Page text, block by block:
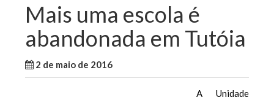
Mais uma escola é
abandonada em Tutóia
2 de maio de 2016
A Unidade